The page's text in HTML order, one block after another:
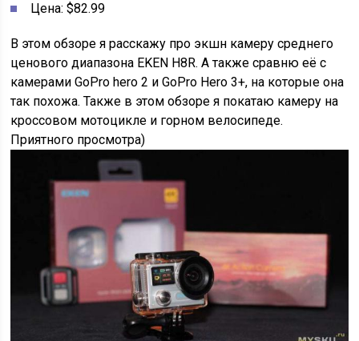
Цена: $82.99
В этом обзоре я расскажу про экшн камеру среднего
ценового диапазона EKEN H8R. А также сравню её с
камерами GoPro hero 2 и GoPro Hero 3+, на которые она
так похожа. Также в этом обзоре я покатаю камеру на
кроссовом мотоцикле и горном велосипеде.
Приятного просмотра)